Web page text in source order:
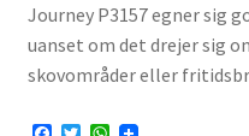
Journey P3157 egner sig
uanset om det drejer sig
skovområder eller